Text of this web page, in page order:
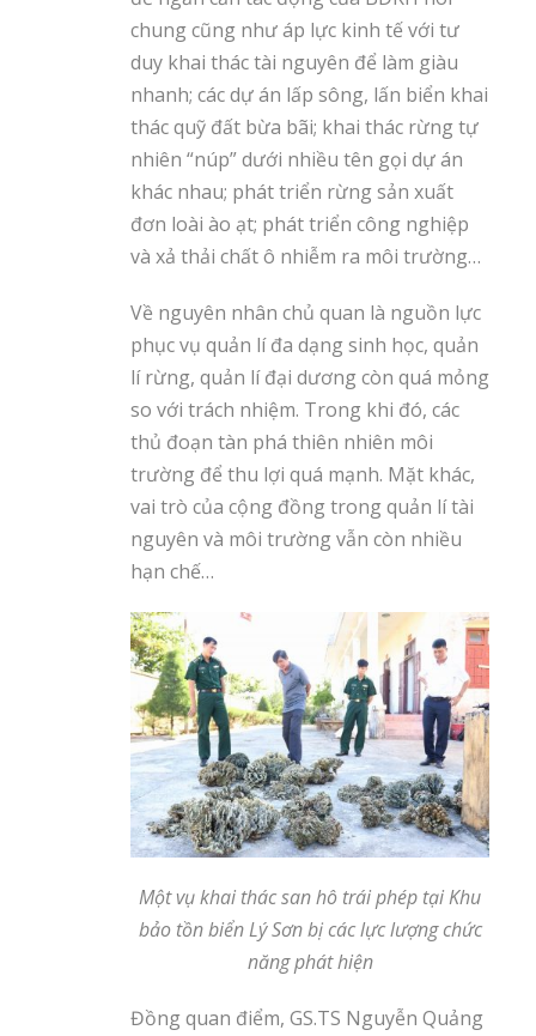
chung cũng như áp lực kinh tế với tư
duy khai thác tài nguyên để làm giàu
nhanh; các dự án lấp sông, lấn biển khai
thác quỹ đất bừa bãi; khai thác rừng tự
nhiên “núp” dưới nhiều tên gọi dự án
khác nhau; phát triển rừng sản xuất
đơn loài ào ạt; phát triển công nghiệp
và xả thải chất ô nhiễm ra môi trường…
Về nguyên nhân chủ quan là nguồn lực
phục vụ quản lí đa dạng sinh học, quản
lí rừng, quản lí đại dương còn quá mỏng
so với trách nhiệm. Trong khi đó, các
thủ đoạn tàn phá thiên nhiên môi
trường để thu lợi quá mạnh. Mặt khác,
vai trò của cộng đồng trong quản lí tài
nguyên và môi trường vẫn còn nhiều
hạn chế…
Một vụ khai thác san hô trái phép tại Khu
bảo tồn biển Lý Sơn bị các lực lượng chức
năng phát hiện
Đồng quan điểm, GS.TS Nguyễn Quảng